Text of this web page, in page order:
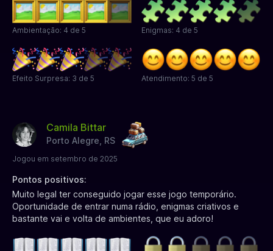
Ambientação: 4 de 5 Enigmas: 4 de 5
Efeito Surpresa: 3 de 5 Atendimento: 5 de 5
Camila Bittar
Porto Alegre, RS
Jogou em setembro de 2025
Pontos positivos:
Muito legal ter conseguido jogar esse jogo temporário.
Oportunidade de entrar numa rádio, enigmas criativos e
bastante vai e volta de ambientes, que eu adoro!